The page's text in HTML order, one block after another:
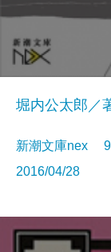
堀内公太郎／
新潮文庫nex
2016/04/28